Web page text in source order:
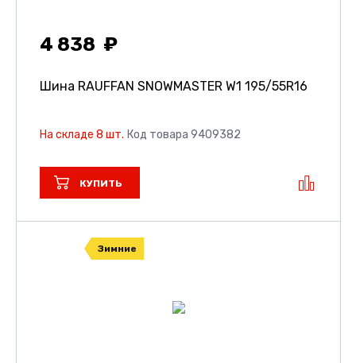
4 838
Шина RAUFFAN SNOWMASTER W1 195/55R16
На складе 8 шт. Код товара 9409382
КУПИТЬ
Зимние